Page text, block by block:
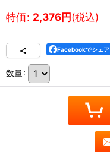
特価: 2,376円(税込)
Facebookでシェア
数量: